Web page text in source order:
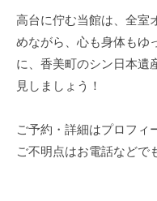
高台に佇む当館は、全室
めながら、心も身体もゆ
に、香美町のシン日本遺
見しましょう！
ご予約・詳細はプロフィ
ご不明点はお電話などで